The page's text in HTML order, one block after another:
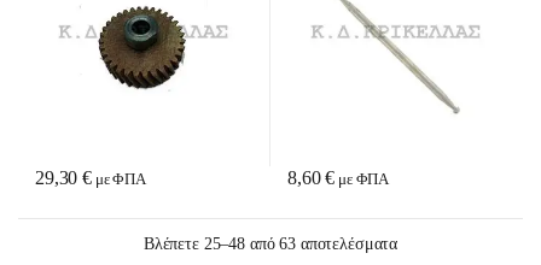
29,30€ με ΦΠΑ 8,60€ με ΦΠΑ
Βλέπετε 25–48 από 63 αποτελέσματαSorted by latest